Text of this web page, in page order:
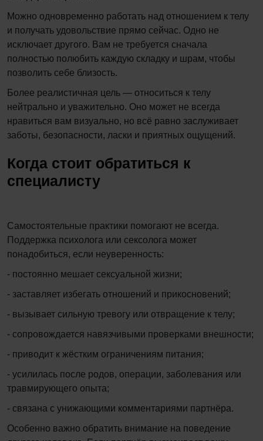
Можно одновременно работать над отношением к телу
и получать удовольствие прямо сейчас. Одно не
исключает другого. Вам не требуется сначала
полностью полюбить каждую складку и шрам, чтобы
позволить себе близость.
Более реалистичная цель — относиться к телу
нейтрально и уважительно. Оно может не всегда
нравиться вам визуально, но всё равно заслуживает
заботы, безопасности, ласки и приятных ощущений.
Когда стоит обратиться к
специалисту
Самостоятельные практики помогают не всегда.
Поддержка психолога или сексолога может
понадобиться, если неуверенность:
- постоянно мешает сексуальной жизни;
- заставляет избегать отношений и прикосновений;
- вызывает сильную тревогу или отвращение к телу;
- сопровождается навязчивыми проверками внешности;
- приводит к жёстким ограничениям питания;
- усилилась после родов, операции, заболевания или
травмирующего опыта;
- связана с унижающими комментариями партнёра.
Особенно важно обратить внимание на поведение